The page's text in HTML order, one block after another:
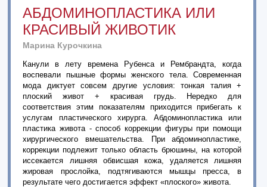
АБДОМИНОПЛАСТИКА ИЛИ
КРАСИВЫЙ ЖИВОТИК
Марина Курочкина
Канули в лету времена Рубенса и Рембрандта, когда
воспевали пышные формы женского тела. Современная
мода диктует совсем другие условия: тонкая талия +
плоский живот + красивая грудь. Нередко для
соответствия этим показателям приходится прибегать к
услугам пластического хирурга. Абдоминопластика или
пластика живота - способ коррекции фигуры при помощи
хирургического вмешательства. При абдоминопластике,
коррекции подлежит только область брюшины, на которой
иссекается лишняя обвисшая кожа, удаляется лишняя
жировая прослойка, подтягиваются мышцы пресса, в
результате чего достигается эффект «плоского» живота.